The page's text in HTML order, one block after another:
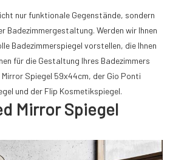
nur funktionale Gegenstände, sondern
Badezimmergestaltung. Werden wir Ihnen
Badezimmerspiegel vorstellen, die Ihnen
für die Gestaltung Ihres Badezimmers
Spiegel 59x44cm, der Gio Ponti
und der Flip Kosmetikspiegel.
Mirror Spiegel